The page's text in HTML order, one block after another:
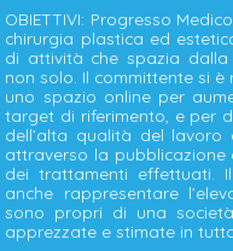
OBIETTIVI: Progresso
chirurgia plastica ed
di attività che spazia dalla
non solo. Il committente si
uno spazio online per
target di riferimento, e per
dell’alta qualità del lavoro
attraverso la pubblicazione
dei trattamenti effettuati.
anche rappresentare
sono propri di una
apprezzate e stimate in